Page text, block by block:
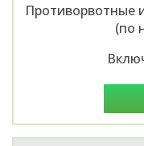
Противорвотные
(по